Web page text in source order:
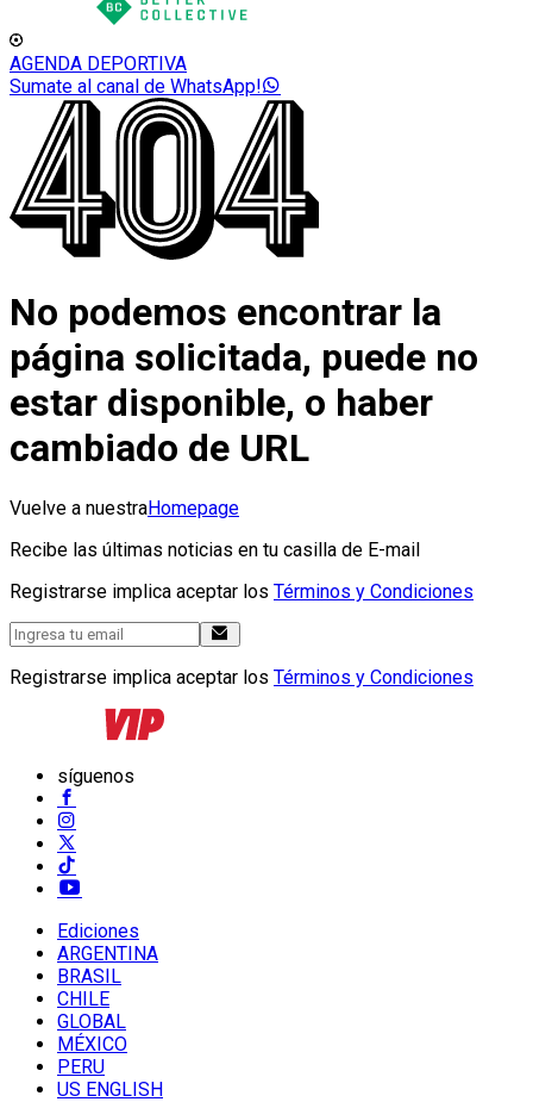
AGENDA DEPORTIVA
Sumate al canal de WhatsApp!
No podemos encontrar la
página solicitada, puede no
estar disponible, o haber
cambiado de URL
Vuelve a nuestraHomepage
Recibe las últimas noticias en tu casilla de E-mail
Registrarse implica aceptar los Términos y Condiciones
Registrarse implica aceptar los Términos y Condiciones
síguenos
Ediciones
ARGENTINA
BRASIL
CHILE
GLOBAL
MÉXICO
PERU
US ENGLISH